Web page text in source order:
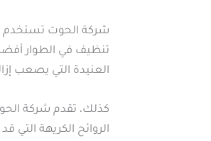
شركة الحوت تستخدم
تنظيف في الطوار
العنيدة التي يصعب
كذلك، تقدم شركة
الروائح الكريهة